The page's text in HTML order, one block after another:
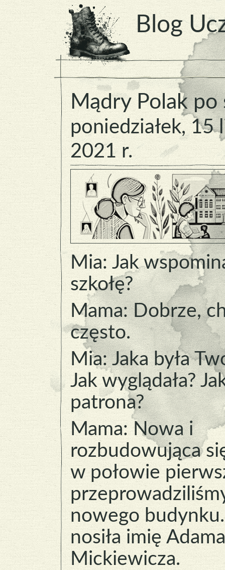
Blog
Mądry Polak po
poniedziałek, 15
2021 r.
Mia: Jak
szkołę?
Mama: Dobrze,
często.
Mia: Jaka była
Jak wyglądała?
patrona?
Mama: Nowa i
rozbudowująca
w połowie
nowego budynku.
nosiła imię Adama
Mickiewicza.